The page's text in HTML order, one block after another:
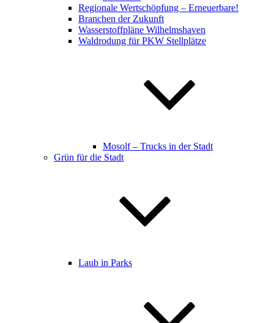
Regionale Wertschöpfung – Erneuerbare!
Branchen der Zukunft
Wasserstoffpläne Wilhelmshaven
Waldrodung für PKW Stellplätze
Mosolf – Trucks in der Stadt
Grün für die Stadt
Laub in Parks